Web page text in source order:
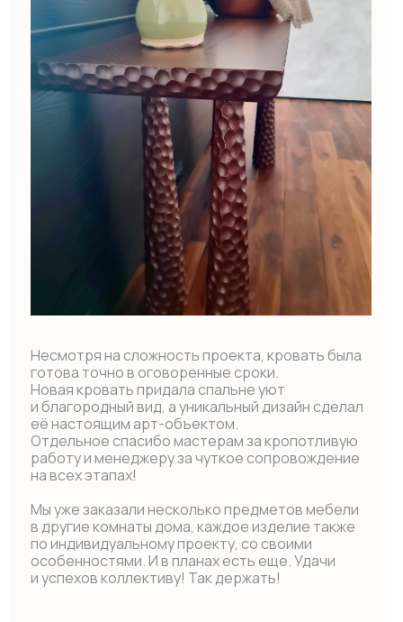
Итог восхищает-стильно, современно,
аккуратно и очень красиво. Качество
на высоком уровне. Все доставили вовремя,
а главное оговариваемая и гибкая.
На протяжении всех этапов изготовления
предоставлялся фотоотчет, обсуждались
нюансы, вносились предложения по улучшению
первоначального эскиза. Забота и внимание
к клиенту бесспорно подкупает. Здесь реально